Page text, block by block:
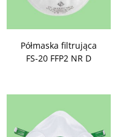
Półmaska filtrująca
FS-20 FFP2 NR D